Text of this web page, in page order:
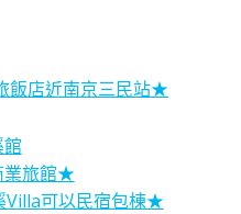
飯店近南京三民站★
館
業旅館★
Villa可以民宿包棟★